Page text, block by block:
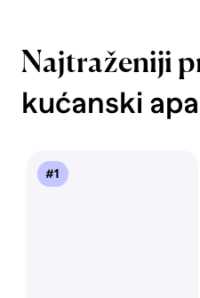
Najtraženiji
kućanski
#1